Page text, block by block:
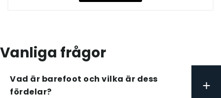
Vanliga frågor
Vad är barefoot och vilka är dess
fördelar?
+